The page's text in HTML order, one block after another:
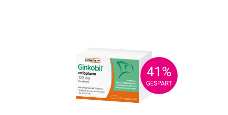
41%
GESPART
41%
GESPART